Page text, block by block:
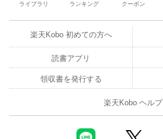
ライブラリ ランキング クーポン
楽天Kobo 初めての方へ
読書アプリ
領収書を発行する
楽天Kobo ヘルプ